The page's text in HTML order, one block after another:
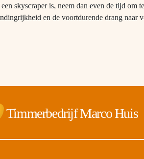
skyscraper is, neem dan even de tijd om
en de voortdurende drang naar
Timmerbedrijf Marco Huis